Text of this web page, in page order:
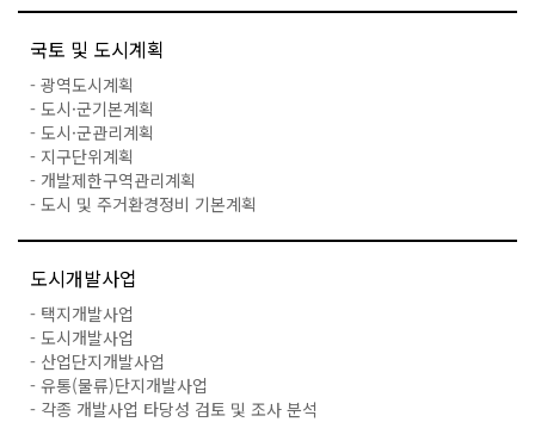
국토 및 도시계획
- 광역도시계획
- 도시·군기본계획
- 도시·군관리계획
- 지구단위계획
- 개발제한구역관리계획
- 도시 및 주거환경정비 기본계획
도시개발사업
- 택지개발사업
- 도시개발사업
- 산업단지개발사업
- 유통(물류)단지개발사업
- 각종 개발사업 타당성 검토 및 조사 분석